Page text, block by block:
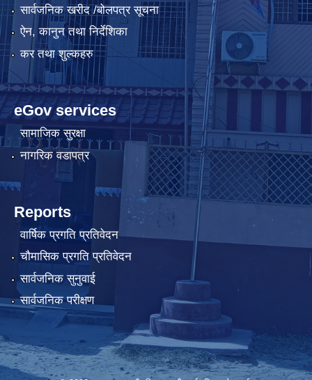
सार्वजनिक खरीद /बोलपत्र सूचना
ऐन, कानुन तथा निर्देशिका
कर तथा शुल्कहरु
eGov services
सामाजिक सुरक्षा
नागरिक वडापत्र
Reports
वार्षिक प्रगति प्रतिवेदन
चौमासिक प्रगति प्रतिवेदन
सार्वजनिक सुनुवाई
सार्वजनिक परीक्षण